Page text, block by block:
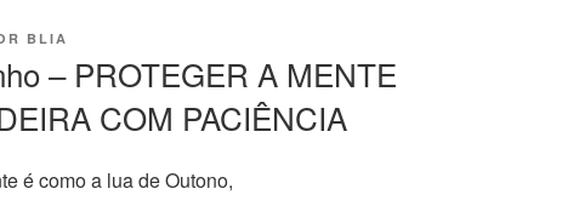
BLIA
– PROTEGER A MENTE
COM PACIÊNCIA
é como a lua de Outono,